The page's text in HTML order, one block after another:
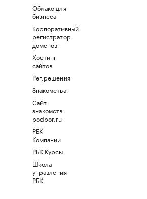
Облако для
бизнеса
Корпоративный
регистратор
доменов
Хостинг
сайтов
Рег.решения
Знакомства
Сайт
знакомств
podbor.ru
РБК
Компании
РБК Курсы
Школа
управления
РБК